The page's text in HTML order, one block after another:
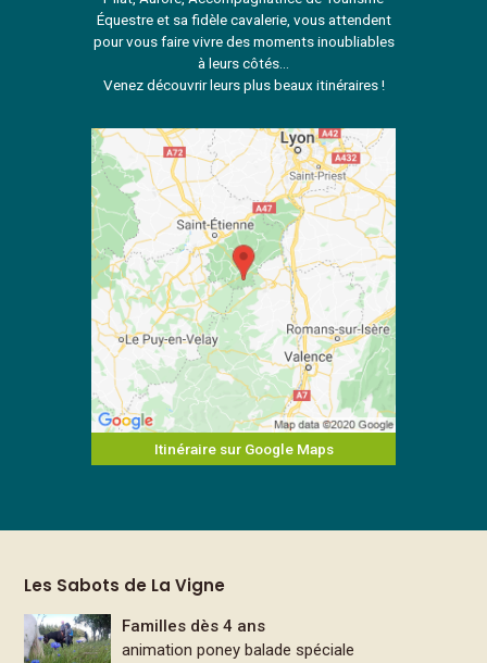
Équestre et sa fidèle cavalerie, vous attendent
pour vous faire vivre des moments inoubliables
à leurs côtés...
Venez découvrir leurs plus beaux itinéraires !
Itinéraire sur Google Maps
Les Sabots de La Vigne
Familles dès 4 ans
animation poney balade spéciale